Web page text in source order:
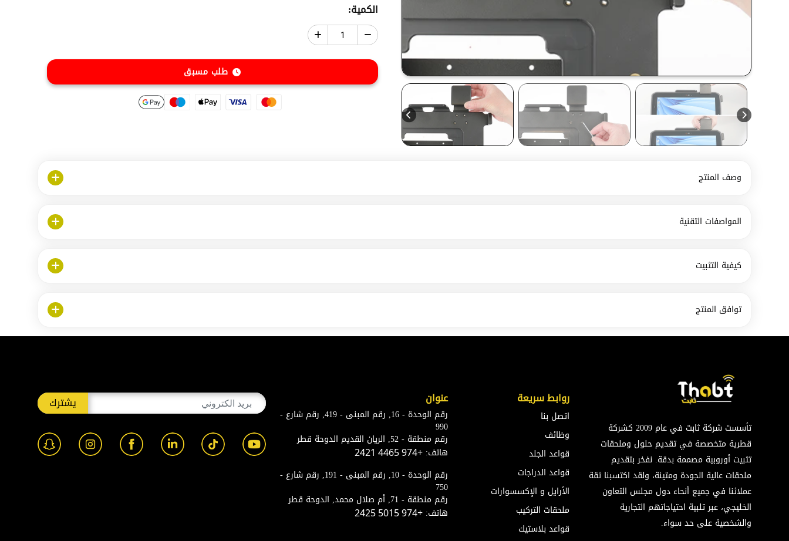
الكمية:
طلب مسبق
وصف المنتج
المواصفات التقنية
كيفية التثبيت
توافق المنتج
تأسست شركة ثابت في عام 2009 كشركة
قطرية متخصصة في تقديم حلول وملحقات
تثبيت أوروبية مصممة بدقة. نفخر بتقديم
ملحقات عالية الجودة ومتينة، ولقد اكتسبنا ثقة
عملائنا في جميع أنحاء دول مجلس التعاون
الخليجي، عبر تلبية احتياجاتهم التجارية
والشخصية على حد سواء.
روابط سريعة
اتصل بنا
وظائف
قواعد الجلد
قواعد الدراجات
الأرايل و الإكسسوارات
ملحقات التركيب
قواعد بلاستيك
عنوان
رقم الوحدة - 16, رقم المبنى - 419, رقم شارع -
990
رقم منطقة - 52, الريان القديم الدوحة قطر
هاتف: +974 4465 2421
رقم الوحدة - 10, رقم المبنى - 191, رقم شارع -
750
رقم منطقة - 71, أم صلال محمد, الدوحة قطر
هاتف: +974 5015 2425
يشترك